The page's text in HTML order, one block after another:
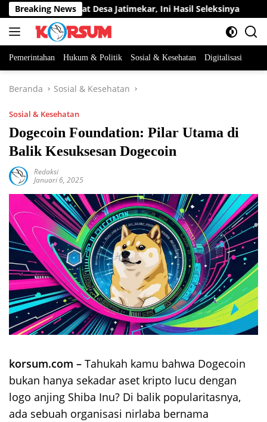
Langsung
ke
konten
Breaking News
Perangkat Desa Jatimekar, Ini Hasil Seleksinya
Pemerintahan Hukum & Politik Sosial & Kesehatan Digitalisasi
Beranda Sosial & Kesehatan
Sosial & Kesehatan
Dogecoin Foundation: Pilar Utama di
Balik Kesuksesan Dogecoin
Redaksi
Januari 6, 2025
korsum.com – Tahukah kamu bahwa Dogecoin
bukan hanya sekadar aset kripto lucu dengan
logo anjing Shiba Inu? Di balik popularitasnya,
ada sebuah organisasi nirlaba bernama